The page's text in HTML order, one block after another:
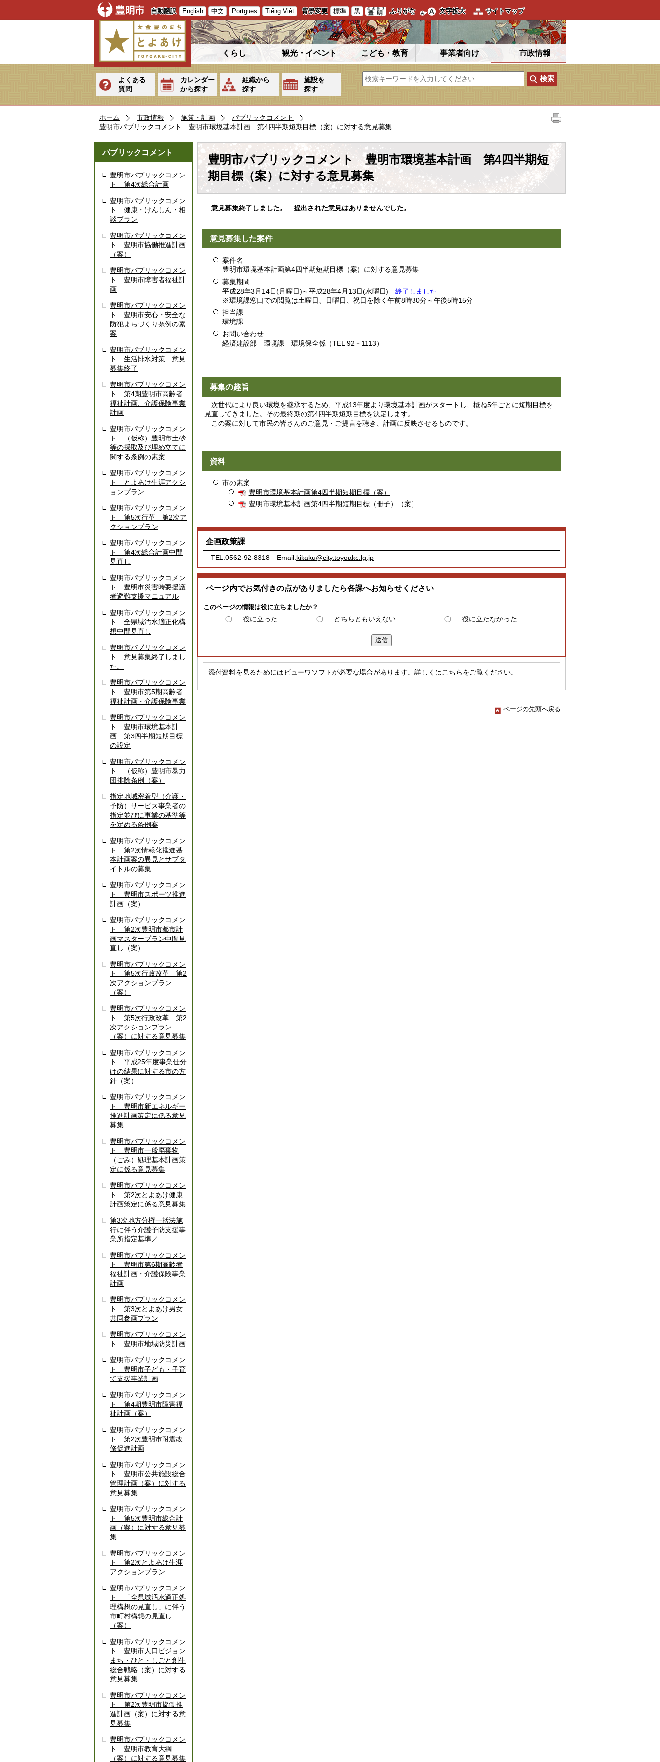
自動翻訳 English 中文 Portgues Tiếng Việt 背景変更 標準 黒 ふりがな 文字拡大 サイトマップ
くらし 観光・イベント こども・教育 事業者向け 市政情報
よくある
質問
カレンダー
から探す
組織から
探す
施設を
探す
ホーム 市政情報 施策・計画
パブリックコメント
豊明市パブリックコメント 豊明市環境基本計画 第4四半期短期目標（案）に対する意見募集
パブリックコメント
豊明市パブリックコメン
ト 第4次総合計画
豊明市パブリックコメン
ト 健康・けんしん・相
談プラン
豊明市パブリックコメン
ト 豊明市協働推進計画
（案）
豊明市パブリックコメン
ト 豊明市障害者福祉計
画
豊明市パブリックコメン
ト 豊明市安心・安全な
防犯まちづくり条例の素
案
豊明市パブリックコメン
ト 生活排水対策 意見
募集終了
豊明市パブリックコメン
ト 第4期豊明市高齢者
福祉計画、介護保険事業
計画
豊明市パブリックコメン
ト （仮称）豊明市土砂
等の採取及び埋め立てに
関する条例の素案
豊明市パブリックコメン
ト とよあけ生涯アクシ
ョンプラン
豊明市パブリックコメン
ト 第5次行革 第2次ア
クションプラン
豊明市パブリックコメン
ト 第4次総合計画中間
見直し
豊明市パブリックコメン
ト 豊明市災害時要援護
者避難支援マニュアル
豊明市パブリックコメン
ト 全県域汚水適正化構
想中間見直し
豊明市パブリックコメン
ト 意見募集終了しまし
た。
豊明市パブリックコメン
ト 豊明市第5期高齢者
福祉計画・介護保険事業
豊明市パブリックコメン
ト 豊明市環境基本計
画 第3四半期短期目標
の設定
豊明市パブリックコメン
ト （仮称）豊明市暴力
団排除条例（案）
指定地域密着型（介護・
予防）サービス事業者の
指定並びに事業の基準等
を定める条例案
豊明市パブリックコメン
ト 第2次情報化推進基
本計画案の異見とサブタ
イトルの募集
豊明市パブリックコメン
ト 豊明市スポーツ推進
計画（案）
豊明市パブリックコメン
ト 第2次豊明市都市計
画マスタープラン中間見
直し（案）
豊明市パブリックコメン
ト 第5次行政改革 第2
次アクションプラン
（案）
豊明市パブリックコメン
ト 第5次行政改革 第2
次アクションプラン
（案）に対する意見募集
豊明市パブリックコメン
ト 平成25年度事業仕分
けの結果に対する市の方
針（案）
豊明市パブリックコメン
ト 豊明市新エネルギー
推進計画策定に係る意見
募集
豊明市パブリックコメン
ト 豊明市一般廃棄物
（ごみ）処理基本計画策
定に係る意見募集
豊明市パブリックコメン
ト 第2次とよあけ健康
計画策定に係る意見募集
第3次地方分権一括法施
行に伴う介護予防支援事
業所指定基準／
豊明市パブリックコメン
ト 豊明市第6期高齢者
福祉計画・介護保険事業
計画
豊明市パブリックコメン
ト 第3次とよあけ男女
共同参画プラン
豊明市パブリックコメン
ト 豊明市地域防災計画
豊明市パブリックコメン
ト 豊明市子ども・子育
て支援事業計画
豊明市パブリックコメン
ト 第4期豊明市障害福
祉計画（案）
豊明市パブリックコメン
ト 第2次豊明市耐震改
修促進計画
豊明市パブリックコメン
ト 豊明市公共施設総合
管理計画（案）に対する
意見募集
豊明市パブリックコメン
ト 第5次豊明市総合計
画（案）に対する意見募
集
豊明市パブリックコメン
ト 第2次とよあけ生涯
アクションプラン
豊明市パブリックコメン
ト 「全県域汚水適正処
理構想の見直し」に伴う
市町村構想の見直し
（案）
豊明市パブリックコメン
ト 豊明市人口ビジョン
まち・ひと・しごと創生
総合戦略（案）に対する
意見募集
豊明市パブリックコメン
ト 第2次豊明市協働推
進計画（案）に対する意
見募集
豊明市パブリックコメン
ト 豊明市教育大綱
（案）に対する意見募集
豊明市パブリックコメント 豊明市環境基本計画 第4四半期短
期目標（案）に対する意見募集
意見募集終了しました。 提出された意見はありませんでした。
意見募集した案件
案件名
豊明市環境基本計画第4四半期短期目標（案）に対する意見募集
募集期間
平成28年3月14日(月曜日)～平成28年4月13日(水曜日)終了しました
※環境課窓口での閲覧は土曜日、日曜日、祝日を除く午前8時30分～午後5時15分
担当課
環境課
お問い合わせ
経済建設部 環境課 環境保全係（TEL 92－1113）
募集の趣旨
次世代により良い環境を継承するため、平成13年度より環境基本計画がスタートし、概ね5年ごとに短期目標を
見直してきました。その最終期の第4四半期短期目標を決定します。
この案に対して市民の皆さんのご意見・ご提言を聴き、計画に反映させるものです。
資料
市の素案
豊明市環境基本計画第4四半期短期目標（案）
豊明市環境基本計画第4四半期短期目標（冊子）（案）
企画政策課
TEL:0562-92-8318 Email:kikaku@city.toyoake.lg.jp
ページ内でお気付きの点がありましたら各課へお知らせください
このページの情報は役に立ちましたか？
役に立った どちらともいえない 役に立たなかった
添付資料を見るためにはビューワソフトが必要な場合があります。詳しくはこちらをご覧ください。
ページの先頭へ戻る